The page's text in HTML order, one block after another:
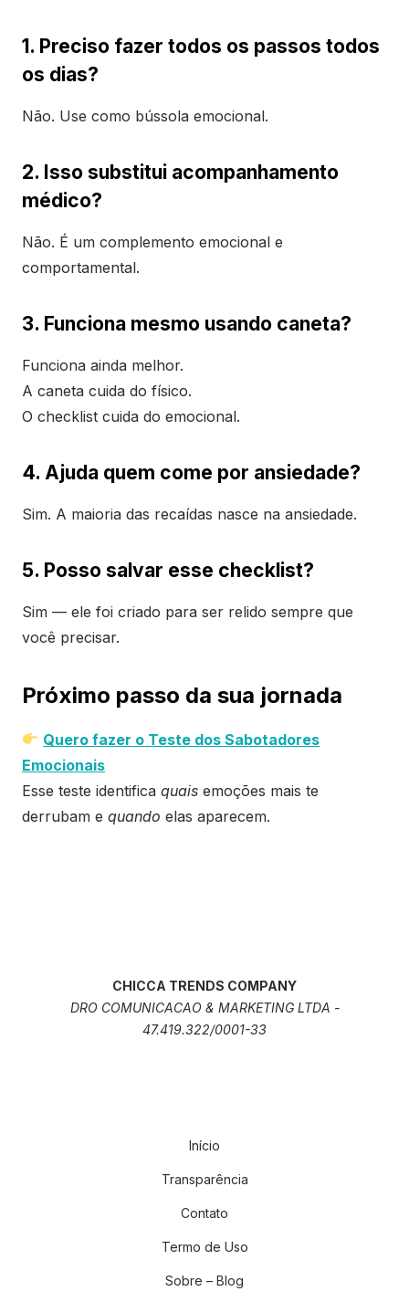
1. Preciso fazer todos os passos todos
os dias?
Não. Use como bússola emocional.
2. Isso substitui acompanhamento
médico?
Não. É um complemento emocional e
comportamental.
3. Funciona mesmo usando caneta?
Funciona ainda melhor.
A caneta cuida do físico.
O checklist cuida do emocional.
4. Ajuda quem come por ansiedade?
Sim. A maioria das recaídas nasce na ansiedade.
5. Posso salvar esse checklist?
Sim — ele foi criado para ser relido sempre que
você precisar.
Próximo passo da sua jornada
Quero fazer o Teste dos Sabotadores
Emocionais
Esse teste identifica quais emoções mais te
derrubam e quando elas aparecem.
CHICCA TRENDS COMPANY
DRO COMUNICACAO & MARKETING LTDA -
47.419.322/0001-33
Início
Transparência
Contato
Termo de Uso
Sobre – Blog